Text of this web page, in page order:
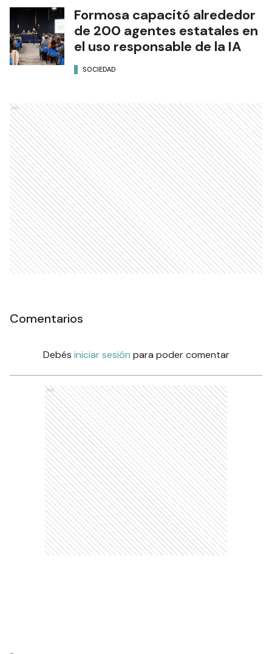
Formosa capacitó alrededor
de 200 agentes estatales en
el uso responsable de la IA
SOCIEDAD
Ads
Comentarios
Debés iniciar sesión para poder comentar
Ads